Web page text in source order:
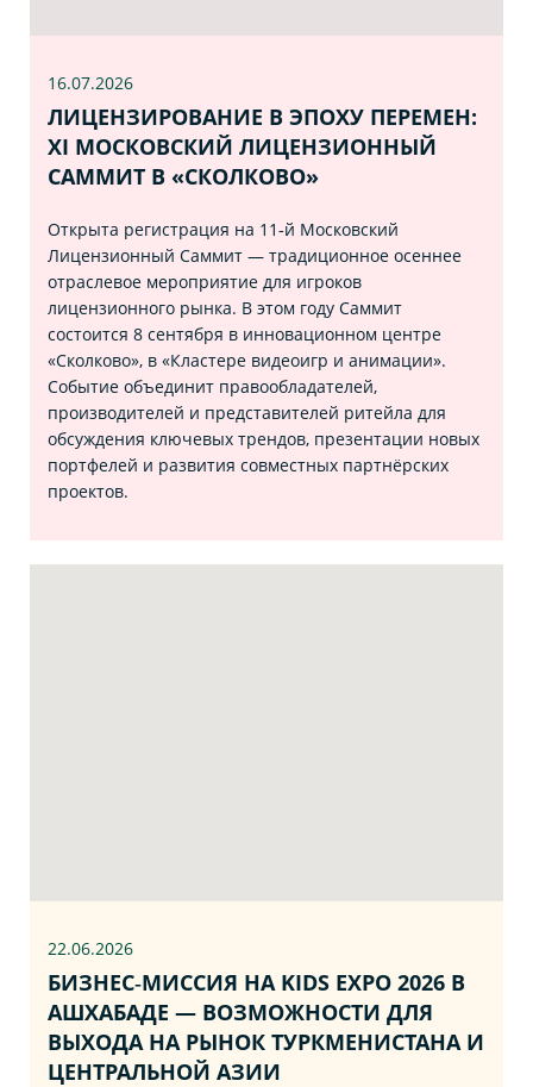
16.07.2026
ЛИЦЕНЗИРОВАНИЕ В ЭПОХУ ПЕРЕМЕН:
XI МОСКОВСКИЙ ЛИЦЕНЗИОННЫЙ
САММИТ В «СКОЛКОВО»
Открыта регистрация на 11‑й Московский
Лицензионный Саммит — традиционное осеннее
отраслевое мероприятие для игроков
лицензионного рынка. В этом году Саммит
состоится 8 сентября в инновационном центре
«Сколково», в «Кластере видеоигр и анимации».
Событие объединит правообладателей,
производителей и представителей ритейла для
обсуждения ключевых трендов, презентации новых
портфелей и развития совместных партнёрских
проектов.
22.06.2026
БИЗНЕС‑МИССИЯ НА KIDS EXPO 2026 В
АШХАБАДЕ — ВОЗМОЖНОСТИ ДЛЯ
ВЫХОДА НА РЫНОК ТУРКМЕНИСТАНА И
ЦЕНТРАЛЬНОЙ АЗИИ